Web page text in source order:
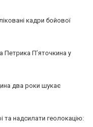
кадри бойової
Петрика П’яточкина у
два роки шукає
та надсилати геолокацію: